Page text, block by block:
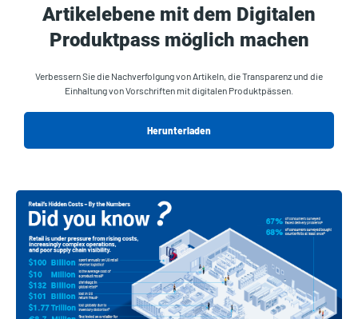
Artikelebene mit dem Digitalen
Produktpass möglich machen
Verbessern Sie die Nachverfolgung von Artikeln, die Transparenz und die
Einhaltung von Vorschriften mit digitalen Produktpässen.
Herunterladen